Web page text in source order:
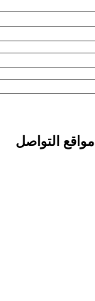
مواقع التواصل